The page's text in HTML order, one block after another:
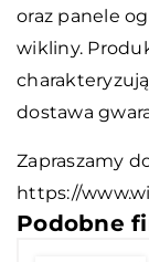
oraz panele
wikliny.
dostawa
Zapraszamy
https://
Podobne